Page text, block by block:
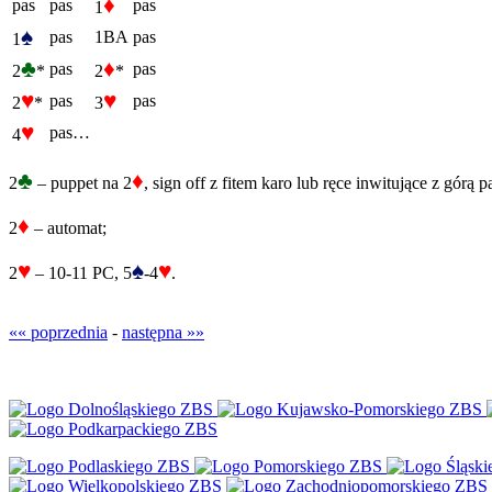
pas pas 1♦
pas
1♠ pas 1BA pas
2♣* pas 2♦* pas
2♥* pas 3♥
pas
4♥ pas…
2♣ – puppet na 2♦, sign off z fitem karo lub ręce inwitujące z górą
2♦ – automat;
2♥ – 10-11 PC, 5♠-4♥.
«« poprzednia - następna »»